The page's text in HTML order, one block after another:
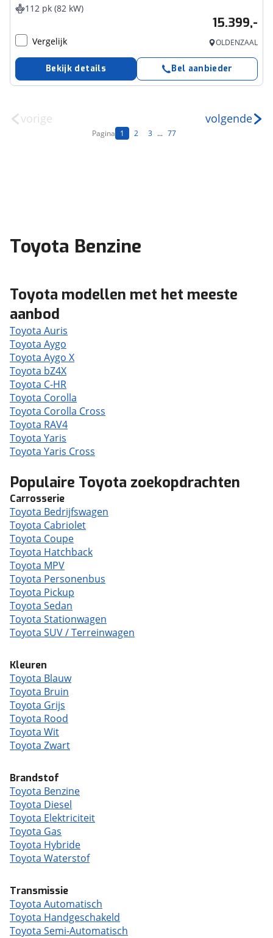
112 pk (82 kW)
15.399,-
Vergelijk OLDENZAAL
Bekijk details Bel aanbieder
vorige
Pagina 1 2 3 ... 77
volgende
Toyota Benzine
Toyota modellen met het meeste
aanbod
Toyota Auris
Toyota Aygo
Toyota Aygo X
Toyota bZ4X
Toyota C-HR
Toyota Corolla
Toyota Corolla Cross
Toyota RAV4
Toyota Yaris
Toyota Yaris Cross
Populaire Toyota zoekopdrachten
Carrosserie
Toyota Bedrijfswagen
Toyota Cabriolet
Toyota Coupe
Toyota Hatchback
Toyota MPV
Toyota Personenbus
Toyota Pickup
Toyota Sedan
Toyota Stationwagen
Toyota SUV / Terreinwagen
Kleuren
Toyota Blauw
Toyota Bruin
Toyota Grijs
Toyota Rood
Toyota Wit
Toyota Zwart
Brandstof
Toyota Benzine
Toyota Diesel
Toyota Elektriciteit
Toyota Gas
Toyota Hybride
Toyota Waterstof
Transmissie
Toyota Automatisch
Toyota Handgeschakeld
Toyota Semi-Automatisch